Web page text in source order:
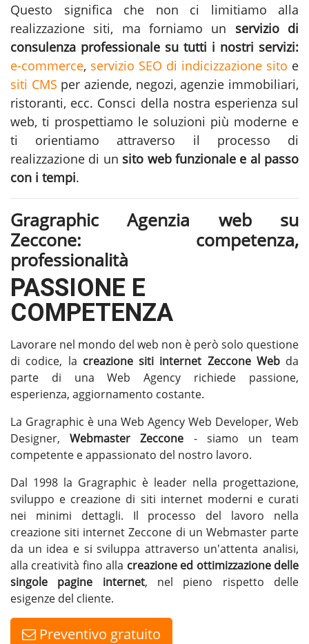
Questo significa che non ci limitiamo alla
realizzazione siti, ma forniamo un servizio di
consulenza professionale su tutti i nostri servizi:
e-commerce, servizio SEO di indicizzazione sito e
siti CMS per aziende, negozi, agenzie immobiliari,
ristoranti, ecc. Consci della nostra esperienza sul
web, ti prospettiamo le soluzioni più moderne e
ti orientiamo attraverso il processo di
realizzazione di un sito web funzionale e al passo
con i tempi.
Gragraphic Agenzia web su
Zeccone: competenza,
professionalità
PASSIONE E
COMPETENZA
Lavorare nel mondo del web non è però solo questione
di codice, la creazione siti internet ZecconeWebda
parte di una Web Agency richiede passione,
esperienza, aggiornamento costante.
La Gragraphic è una Web Agency Web Developer, Web
Designer,Webmaster Zeccone - siamo un team
competente e appassionato del nostro lavoro.
Dal 1998 la Gragraphic è leader nella progettazione,
sviluppo e creazione di siti internet moderni e curati
nei minimi dettagli. Il processo del lavoro nella
creazione siti internet Zeccone di un Webmaster parte
da un idea e si sviluppa attraverso un'attenta analisi,
alla creatività fino alla creazione ed ottimizzazione delle
singole pagine internet, nel pieno rispetto delle
esigenze del cliente.
Preventivo gratuito